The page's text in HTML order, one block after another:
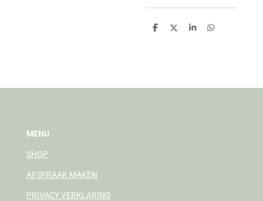
D
D
S
D
MENU
SHOP
AFSPRAAK MAKEN
PRIVACY VERKLARING